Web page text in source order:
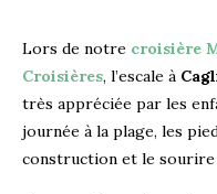
Lors de notre croisière
Croisières, l’escale à
très appréciée par les
journée à la plage, les
construction et le sourire